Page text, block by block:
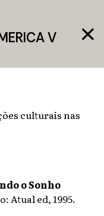
close
V
culturais nas
o Sonho
Atual ed, 1995.